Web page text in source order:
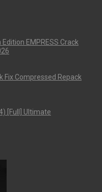
EMPRESS Crack
Fix Compressed Repack
[Full] Ultimate